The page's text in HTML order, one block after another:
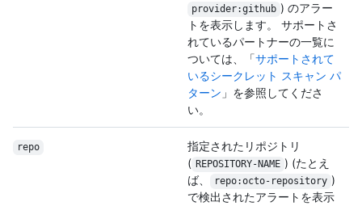
provider:github ) のアラー
トを表示します。 サポートさ
れているパートナーの一覧に
ついては、「サポートされて
いるシークレット スキャン パ
ターン 」を参照してくださ
い。
repo
指定されたリポジトリ
( REPOSITORY-NAME ) (たとえ
ば、
repo:octo-repository )
で検出されたアラートを表示